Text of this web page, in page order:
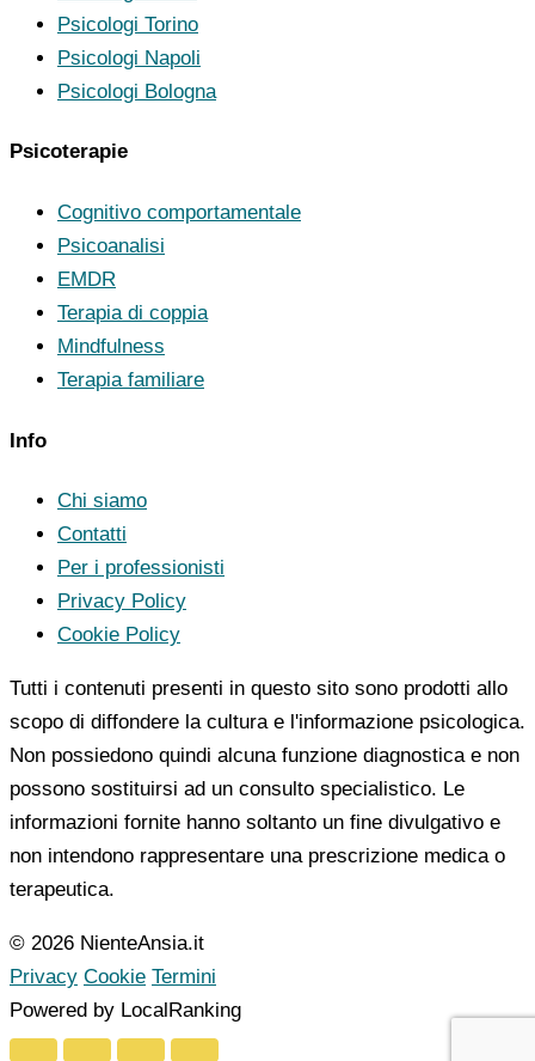
Psicologi Torino
Psicologi Napoli
Psicologi Bologna
Psicoterapie
Cognitivo comportamentale
Psicoanalisi
EMDR
Terapia di coppia
Mindfulness
Terapia familiare
Info
Chi siamo
Contatti
Per i professionisti
Privacy Policy
Cookie Policy
Tutti i contenuti presenti in questo sito sono prodotti allo
scopo di diffondere la cultura e l'informazione psicologica.
Non possiedono quindi alcuna funzione diagnostica e non
possono sostituirsi ad un consulto specialistico. Le
informazioni fornite hanno soltanto un fine divulgativo e
non intendono rappresentare una prescrizione medica o
terapeutica.
© 2026 NienteAnsia.it
Privacy Cookie Termini
Powered by LocalRanking